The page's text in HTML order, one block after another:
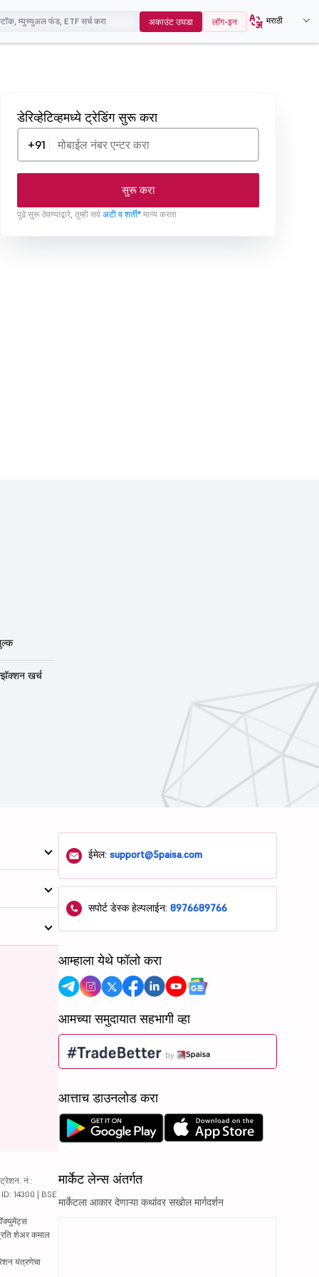
अकाउंट उघडा लॉग-इन मराठी
डेरिव्हेटिव्हमध्ये ट्रेडिंग सुरू करा
+91
सुरू करा
पुढे सुरू ठेवण्याद्वारे, तुम्ही सर्व अटी व शर्ती* मान्य करता
खर्च
नं.:
14300 | BSE
शेअर कमाल
यंत्रणेचा
ईमेल:support@5paisa.com
सपोर्ट डेस्क हेल्पलाईन:8976689766
आम्हाला येथे फॉलो करा
आमच्या समुदायात सहभागी व्हा
आत्ताच डाउनलोड करा
मार्केट लेन्स अंतर्गत
मार्केटला आकार देणाऱ्या कथांवर सखोल मार्गदर्शन